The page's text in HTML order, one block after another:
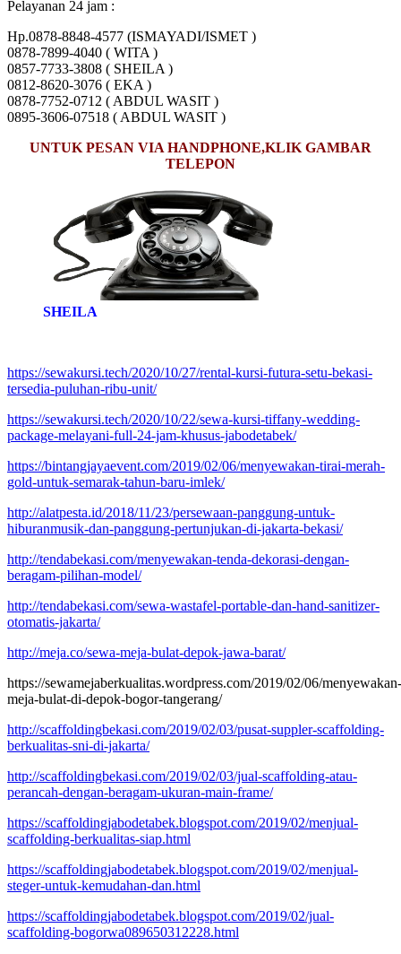
Pelayanan 24 jam :
Hp.0878-8848-4577 (ISMAYADI/ISMET )
0878-7899-4040 ( WITA )
0857-7733-3808 ( SHEILA )
0812-8620-3076 ( EKA )
0878-7752-0712 ( ABDUL WASIT )
0895-3606-07518 ( ABDUL WASIT )
UNTUK PESAN VIA HANDPHONE,KLIK GAMBAR
TELEPON
SHEILA
https://sewakursi.tech/2020/10/27/rental-kursi-futura-setu-bekasi-
tersedia-puluhan-ribu-unit/
https://sewakursi.tech/2020/10/22/sewa-kursi-tiffany-wedding-
package-melayani-full-24-jam-khusus-jabodetabek/
https://bintangjayaevent.com/2019/02/06/menyewakan-tirai-merah-
gold-untuk-semarak-tahun-baru-imlek/
http://alatpesta.id/2018/11/23/persewaan-panggung-untuk-
hiburanmusik-dan-panggung-pertunjukan-di-jakarta-bekasi/
http://tendabekasi.com/menyewakan-tenda-dekorasi-dengan-
beragam-pilihan-model/
http://tendabekasi.com/sewa-wastafel-portable-dan-hand-sanitizer-
otomatis-jakarta/
http://meja.co/sewa-meja-bulat-depok-jawa-barat/
https://sewamejaberkualitas.wordpress.com/2019/02/06/menyewakan-
meja-bulat-di-depok-bogor-tangerang/
http://scaffoldingbekasi.com/2019/02/03/pusat-suppler-scaffolding-
berkualitas-sni-di-jakarta/
http://scaffoldingbekasi.com/2019/02/03/jual-scaffolding-atau-
perancah-dengan-beragam-ukuran-main-frame/
https://scaffoldingjabodetabek.blogspot.com/2019/02/menjual-
scaffolding-berkualitas-siap.html
https://scaffoldingjabodetabek.blogspot.com/2019/02/menjual-
steger-untuk-kemudahan-dan.html
https://scaffoldingjabodetabek.blogspot.com/2019/02/jual-
scaffolding-bogorwa089650312228.html